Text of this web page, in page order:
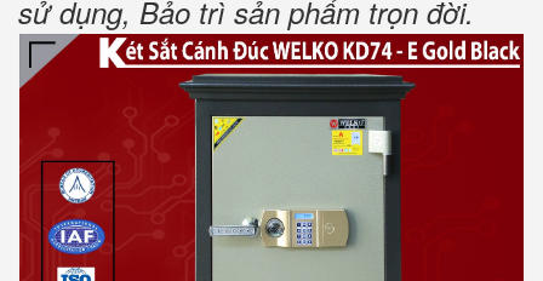
sử dụng, Bảo trì sản phẩm trọn đời.